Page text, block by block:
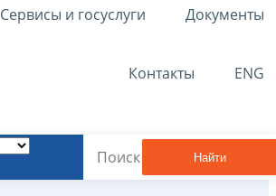
Сервисы и госуслуги Документы
Контакты ENG
Найти